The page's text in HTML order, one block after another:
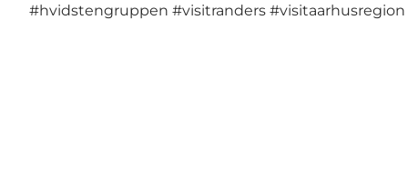
#hvidstengruppen #visitranders #visitaarhusregion